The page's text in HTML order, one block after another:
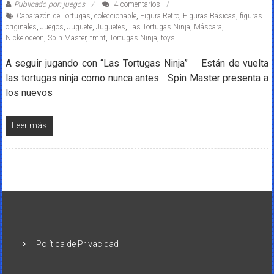
Publicado por: juegos
4 comentarios
Caparazón de Tortugas, coleccionable, Figura Retro, Figuras Básicas, figuras
originales, Juegos, Juguete, Juguetes, Las Tortugas Ninja, Máscara,
Nickelodeon, Spin Master, tmnt, Tortugas Ninja, toys
A seguir jugando con “Las Tortugas Ninja” Están de vuelta
las tortugas ninja como nunca antes Spin Master presenta a
los nuevos
Leer más
Política de Privacidad